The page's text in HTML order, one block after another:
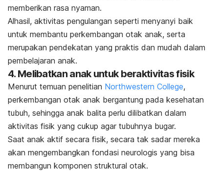
memberikan rasa nyaman.
Alhasil, aktivitas pengulangan seperti menyanyi baik
untuk membantu perkembangan otak anak, serta
merupakan pendekatan yang praktis dan mudah dalam
pembelajaran anak.
4. Melibatkan anak untuk beraktivitas fisik
Menurut temuan penelitian Northwestern College,
perkembangan otak anak bergantung pada kesehatan
tubuh, sehingga anak balita perlu dilibatkan dalam
aktivitas fisik yang cukup agar tubuhnya bugar.
Saat anak aktif secara fisik, secara tak sadar mereka
akan mengembangkan fondasi neurologis yang bisa
membangun komponen struktural otak.